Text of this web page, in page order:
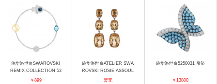
施华洛世奇SWAROVSKI
REMIX COLLECTION 53
65759 手镯
￥899
施华洛世奇ATELIER SWA
ROVSKI ROSIE ASSOUL
IN耳环 项链
暂无
施华洛世奇5250031 吊坠
￥13800